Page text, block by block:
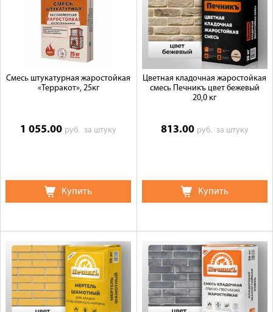
Смесь штукатурная жаростойкая
«Терракот», 25кг
1 055.00 руб.за штуку
Купить
Цветная кладочная жаростойкая
смесь Печникъ цвет бежевый
20,0 кг
813.00 руб. за штуку
Купить